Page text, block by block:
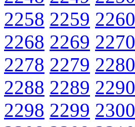
2258 2259 2260
2268 2269 2270
2278 2279 2280
2288 2289 2290
2298 2299 2300